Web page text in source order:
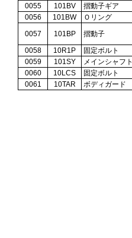
0055
101BV 摺動子ギア
0056
101BW Ｏリング
0057
101BP 摺動子
0058
10R1P 固定ボルト
0059
101SY メインシャフト
0060
10LCS 固定ボルト
0061
10TAR ボディガード